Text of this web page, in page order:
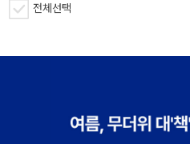
전체선택